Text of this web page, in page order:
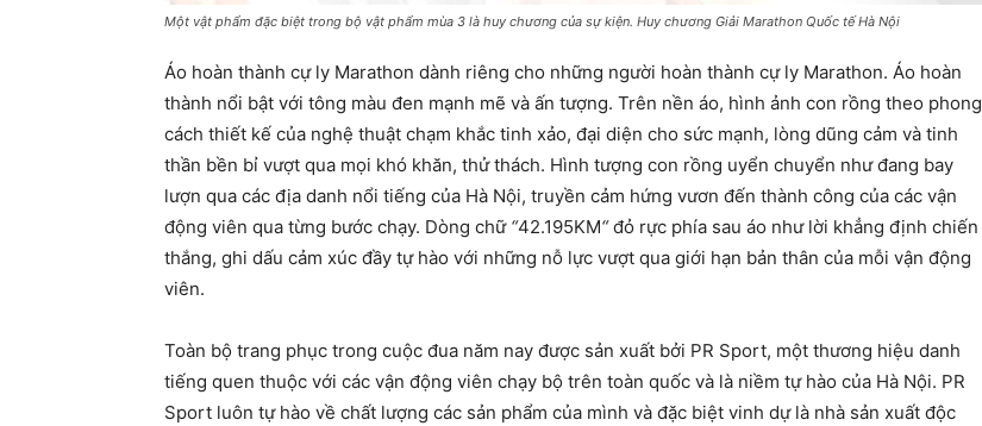
Một vật phẩm đặc biệt trong bộ vật phẩm mùa 3 là huy chương của sự kiện. Huy chương Giải Marathon Quốc tế Hà Nội
Áo hoàn thành cự ly Marathon dành riêng cho những người hoàn thành cự ly Marathon. Áo hoàn
thành nổi bật với tông màu đen mạnh mẽ và ấn tượng. Trên nền áo, hình ảnh con rồng theo phong
cách thiết kế của nghệ thuật chạm khắc tinh xảo, đại diện cho sức mạnh, lòng dũng cảm và tinh
thần bền bỉ vượt qua mọi khó khăn, thử thách. Hình tượng con rồng uyển chuyển như đang bay
lượn qua các địa danh nổi tiếng của Hà Nội, truyền cảm hứng vươn đến thành công của các vận
động viên qua từng bước chạy. Dòng chữ “42.195KM“đỏ rực phía sau áo như lời khẳng định chiến
thắng, ghi dấu cảm xúc đầy tự hào với những nỗ lực vượt qua giới hạn bản thân của mỗi vận động
viên.
Toàn bộ trang phục trong cuộc đua năm nay được sản xuất bởi PR Sport, một thương hiệu danh
tiếng quen thuộc với các vận động viên chạy bộ trên toàn quốc và là niềm tự hào của Hà Nội. PR
Sport luôn tự hào về chất lượng các sản phẩm của mình và đặc biệt vinh dự là nhà sản xuất độc